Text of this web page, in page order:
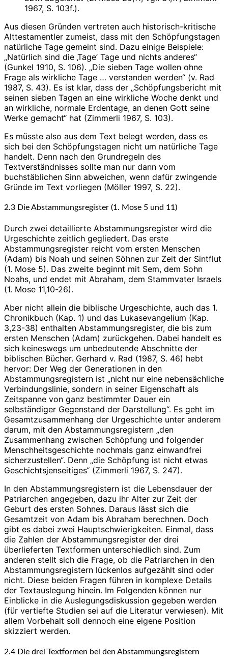
1967, S. 103f.).
Aus diesen Gründen vertreten auch historisch-kritische
Alttestamentler zumeist, dass mit den Schöpfungstagen
natürliche Tage gemeint sind. Dazu einige Beispiele:
„Natürlich sind die ‚Tage’ Tage und nichts anderes“
(Gunkel 1910, S. 106). „Die sieben Tage wollen ohne
Frage als wirkliche Tage … verstanden werden“ (v. Rad
1987, S. 43). Es ist klar, dass der „Schöpfungsbericht mit
seinen sieben Tagen an eine wirkliche Woche denkt und
an wirkliche, normale Erdentage, an denen Gott seine
Werke gemacht“ hat (Zimmerli 1967, S. 103).
Es müsste also aus dem Text belegt werden, dass es
sich bei den Schöpfungstagen nicht um natürliche Tage
handelt. Denn nach den Grundregeln des
Textverständnisses sollte man nur dann vom
buchstäblichen Sinn abweichen, wenn dafür zwingende
Gründe im Text vorliegen (Möller 1997, S. 22).
2.3 Die Abstammungsregister (1. Mose 5 und 11)
Durch zwei detaillierte Abstammungsregister wird die
Urgeschichte zeitlich gegliedert. Das erste
Abstammungsregister reicht vom ersten Menschen
(Adam) bis Noah und seinen Söhnen zur Zeit der Sintflut
(1. Mose 5). Das zweite beginnt mit Sem, dem Sohn
Noahs, und endet mit Abraham, dem Stammvater Israels
(1. Mose 11,10-26).
Aber nicht allein die biblische Urgeschichte, auch das 1.
Chronikbuch (Kap. 1) und das Lukasevangelium (Kap.
3,23-38) enthalten Abstammungsregister, die bis zum
ersten Menschen (Adam) zurückgehen. Dabei handelt es
sich keineswegs um unbedeutende Abschnitte der
biblischen Bücher. Gerhard v. Rad (1987, S. 46) hebt
hervor: Der Weg der Generationen in den
Abstammungsregistern ist „nicht nur eine nebensächliche
Verbindungslinie, sondern in seiner Eigenschaft als
Zeitspanne von ganz bestimmter Dauer ein
selbständiger Gegenstand der Darstellung“. Es geht im
Gesamtzusammenhang der Urgeschichte unter anderem
darum, mit den Abstammungsregistern „den
Zusammenhang zwischen Schöpfung und folgender
Menschheitsgeschichte nochmals ganz einwandfrei
sicherzustellen“. Denn „die Schöpfung ist nicht etwas
Geschichtsjenseitiges“ (Zimmerli 1967, S. 247).
In den Abstammungsregistern ist die Lebensdauer der
Patriarchen angegeben, dazu ihr Alter zur Zeit der
Geburt des ersten Sohnes. Daraus lässt sich die
Gesamtzeit von Adam bis Abraham berechnen. Doch
gibt es dabei zwei Hauptschwierigkeiten. Einmal, dass
die Zahlen der Abstammungsregister der drei
überlieferten Textformen unterschiedlich sind. Zum
anderen stellt sich die Frage, ob die Patriarchen in den
Abstammungsregistern lückenlos aufgezählt sind oder
nicht. Diese beiden Fragen führen in komplexe Details
der Textauslegung hinein. Im Folgenden können nur
Einblicke in die Auslegungsdiskussion gegeben werden
(für vertiefte Studien sei auf die Literatur verwiesen). Mit
allem Vorbehalt soll dennoch eine eigene Position
skizziert werden.
2.4 Die drei Textformen bei den Abstammungsregistern